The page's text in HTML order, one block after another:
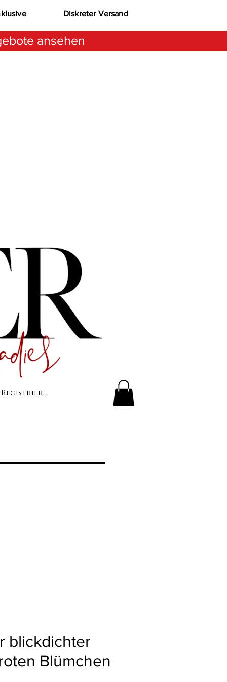
Diskreter Versand
ansehen
blickdichter
Blümchen